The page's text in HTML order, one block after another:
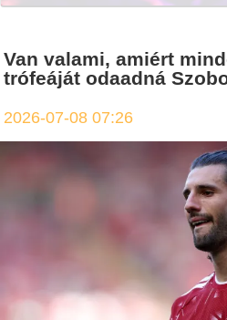
Van valami, amiért
trófeáját odaadná
2026-07-08 07:26